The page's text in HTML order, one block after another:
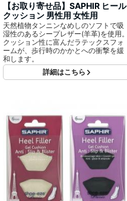
【お取り寄せ品】SAPHIR ヒール
クッション 男性用 女性用
天然植物タンニンなめしのソフトで吸
湿性のあるシープレザー(羊革)を使用。
クッション性に富んだラテックスフォ
ームが、歩行時のかかとへの衝撃を緩
和します。
詳細はこちら